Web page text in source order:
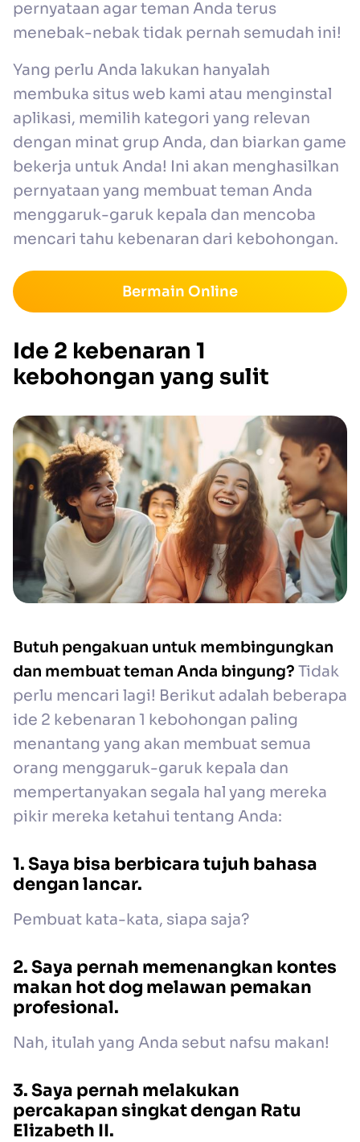
pernyataan agar teman Anda terus
menebak-nebak tidak pernah semudah ini!
Yang perlu Anda lakukan hanyalah
membuka situs web kami atau menginstal
aplikasi, memilih kategori yang relevan
dengan minat grup Anda, dan biarkan game
bekerja untuk Anda! Ini akan menghasilkan
pernyataan yang membuat teman Anda
menggaruk-garuk kepala dan mencoba
mencari tahu kebenaran dari kebohongan.
Bermain Online
Ide 2 kebenaran 1
kebohongan yang sulit
Butuh pengakuan untuk membingungkan
dan membuat teman Anda bingung? Tidak
perlu mencari lagi! Berikut adalah beberapa
ide 2 kebenaran 1 kebohongan paling
menantang yang akan membuat semua
orang menggaruk-garuk kepala dan
mempertanyakan segala hal yang mereka
pikir mereka ketahui tentang Anda:
1. Saya bisa berbicara tujuh bahasa
dengan lancar.
Pembuat kata-kata, siapa saja?
2. Saya pernah memenangkan kontes
makan hot dog melawan pemakan
profesional.
Nah, itulah yang Anda sebut nafsu makan!
3. Saya pernah melakukan
percakapan singkat dengan Ratu
Elizabeth II.